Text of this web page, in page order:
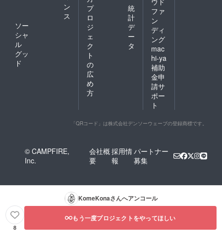
ン
ス
ソー
シャ
ル
グッ
ド
プ
ロ
ジ
ェ
ク
ト
の
広
め
方
統
計
デ
ー
タ
ファ
ン
ディ
ング
mac
hi-ya
補助
金申
請サ
ポー
ト
「QRコード」は株式会社デンソーウェーブの登録商標です。
© CAMPFIRE,
Inc.
会社概
要
採用情
報
パートナー
募集
KomeKonaさんへアンコール
8
もう一度プロジェクトをやってほしい